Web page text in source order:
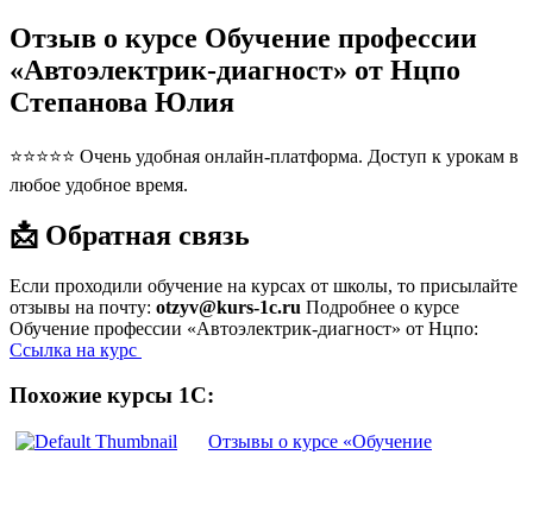
Отзыв о курсе Обучение профессии
«Автоэлектрик-диагност» от Нцпо
Степанова Юлия
⭐⭐⭐⭐⭐ Очень удобная онлайн-платформа. Доступ к урокам в
любое удобное время.
📩 Обратная связь
Если проходили обучение на курсах от школы, то присылайте
отзывы на почту: otzyv@kurs-1c.ru Подробнее о курсе
Обучение профессии «Автоэлектрик-диагност» от Нцпо:
Ссылка на курс
Похожие курсы 1С:
Отзывы о курсе «Обучение